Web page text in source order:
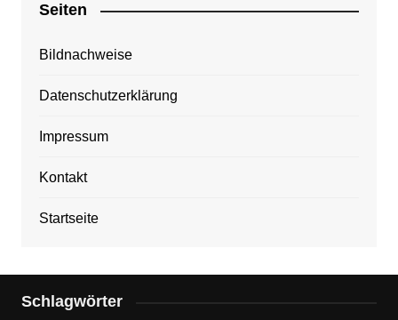
Seiten
Bildnachweise
Datenschutzerklärung
Impressum
Kontakt
Startseite
Schlagwörter